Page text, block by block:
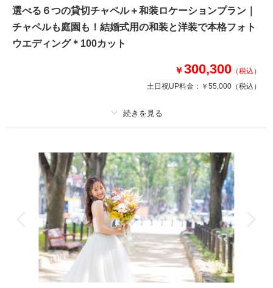
ニングのレンタルもご相談いただけるので安心！
ホテルモントレ仙台・ゆりが丘マリアージュアンヴィラなど、6つのチャペ
ルからお好みの会場をお選びいただけます。
撮影日の空き
を確認する
選べる６つの貸切チャペル＋和装ロケーションプラン｜
チャペルも庭園も！結婚式用の和装と洋装で本格フォト
ウエディング＊100カット
￥300,300 （税込）
土日祝UP料金： ￥55,000 （税込）
撮影料 新婦衣装2着 新郎衣装2着
着付け ヘアメイク 小物一式
アルバム データ 100 カット 台紙付写真
衣装追加 会食 挙式
家族と撮影 家族用衣装レンタル ペットと撮影
その他含むもの
ヘアメイク撮影同行（移動費が発生する場合は実費となりますので予めご了
承ください。）/ロケーション2箇所撮影